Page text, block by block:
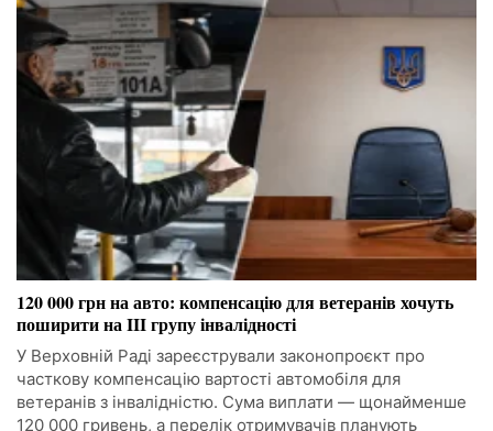
120 000 грн на авто: компенсацію для ветеранів хочуть
поширити на III групу інвалідності
У Верховній Раді зареєстрували законопроєкт про
часткову компенсацію вартості автомобіля для
ветеранів з інвалідністю. Сума виплати — щонайменше
120 000 гривень, а перелік отримувачів планують